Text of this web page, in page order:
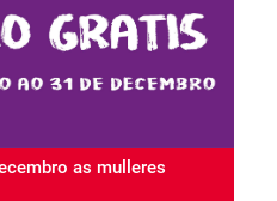
as mulleres